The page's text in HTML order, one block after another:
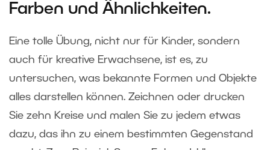
Farben und Ähnlichkeiten.
Eine tolle Übung, nicht nur für Kinder, sondern
auch für kreative Erwachsene, ist es, zu
untersuchen, was bekannte Formen und Objekte
alles darstellen können. Zeichnen oder drucken
Sie zehn Kreise und malen Sie zu jedem etwas
dazu, das ihn zu einem bestimmten Gegenstand